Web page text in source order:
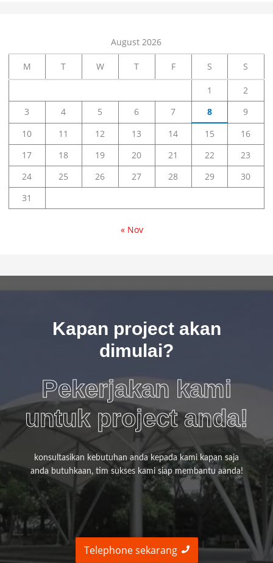
August 2026
M T W T F S S
1
2
3
4 5 6 7 8
9
10
11 12 13 14 15
16
17
18 19 20 21 22
23
24
25 26 27 28 29
30
31
« Nov
Kapan project akan
dimulai?
Pekerjakan kami
untuk project anda!
konsultasikan kebutuhan anda kepada kami kapan saja
anda butuhkaan, tim sukses kami siap membantu aanda!
Telephone sekarang